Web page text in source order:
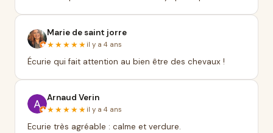
Marie de saint jorre
★★★★★ il y a 4 ans
Écurie qui fait attention au bien être des chevaux !
Arnaud Verin
★★★★★ il y a 4 ans
Ecurie très agréable : calme et verdure.